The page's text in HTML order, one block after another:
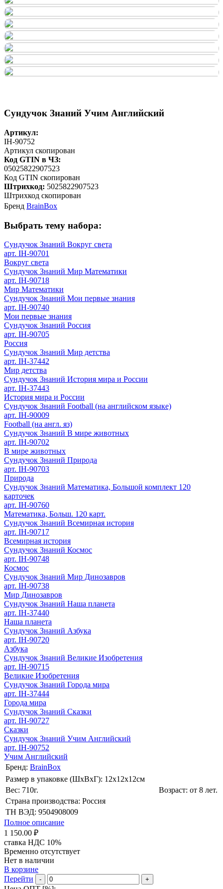
Сундучок Знаний Учим Английский
Артикул:
IH-90752
Артикул скопирован
Код GTIN в ЧЗ:
05025822907523
Код GTIN скопирован
Штрихкод: 5025822907523
Штрихкод скопирован
Бренд BrainBox
Выбрать тему набора:
Сундучок Знаний Вокруг света
арт. IH-90701
Вокруг света
Сундучок Знаний Мир Математики
арт. IH-90718
Мир Математики
Сундучок Знаний Мои первые знания
арт. IH-90740
Мои первые знания
Сундучок Знаний Россия
арт. IH-90705
Россия
Сундучок Знаний Мир детства
арт. IH-37442
Мир детства
Сундучок Знаний История мира и России
арт. IH-37443
История мира и России
Сундучок Знаний Football (на английском языке)
арт. IH-90009
Football (на англ. яз)
Сундучок Знаний В мире животных
арт. IH-90702
В мире животных
Сундучок Знаний Природа
арт. IH-90703
Природа
Сундучок Знаний Математика, Большой комплект 120
карточек
арт. IH-90760
Математика, Больш. 120 карт.
Сундучок Знаний Всемирная история
арт. IH-90717
Всемирная история
Сундучок Знаний Космос
арт. IH-90748
Космос
Сундучок Знаний Мир Динозавров
арт. IH-90738
Мир Динозавров
Сундучок Знаний Наша планета
арт. IH-37440
Наша планета
Сундучок Знаний Азбука
арт. IH-90720
Азбука
Сундучок Знаний Великие Изобретения
арт. IH-90715
Великие Изобретения
Сундучок Знаний Города мира
арт. IH-37444
Города мира
Сундучок Знаний Сказки
арт. IH-90727
Сказки
Сундучок Знаний Учим Английский
арт. IH-90752
Учим Английский
Бренд: BrainBox
Размер в упаковке (ШхВxГ): 12х12х12cм
Вес: 710г.
Возраст: от 8 лет.
Страна производства: Россия
ТН ВЭД: 9504908009
Полное описание
1 150.00 ₽
ставка НДС 10%
Временно отсутствует
Нет в наличии
В корзине
Перейти
- +